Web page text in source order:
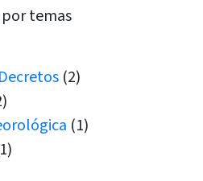
temas
(2)
(1)